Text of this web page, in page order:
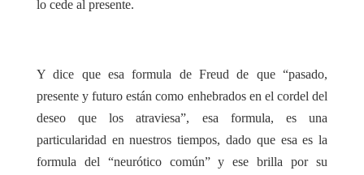
lo cede al presente.
Y dice que esa formula de Freud de que “pasado,
presente y futuro están como enhebrados en el cordel del
deseo que los atraviesa”, esa formula, es una
particularidad en nuestros tiempos, dado que esa es la
formula del “neurótico común” y ese brilla por su